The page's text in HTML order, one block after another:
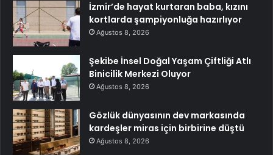
İzmir’de hayat kurtaran baba, kızını
kortlarda şampiyonluğa hazırlıyor
Ağustos 8, 2026
Şekibe İnsel Doğal Yaşam Çiftliği Atlı
Binicilik Merkezi Oluyor
Ağustos 8, 2026
Gözlük dünyasının dev markasında
kardeşler miras için birbirine düştü
Ağustos 8, 2026